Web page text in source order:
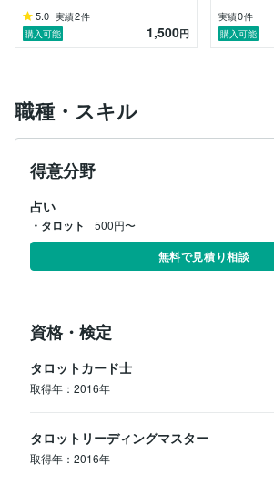
5.0 実績2件
購入可能
1,500円
実績0件
購入可能
職種・スキル
得意分野
占い
・タロット 500円〜
無料で見積り相談
資格・検定
タロットカード士
取得年：2016年
タロットリーディングマスター
取得年：2016年